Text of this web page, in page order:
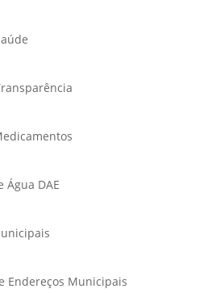
Água DAE
Endereços Municipais